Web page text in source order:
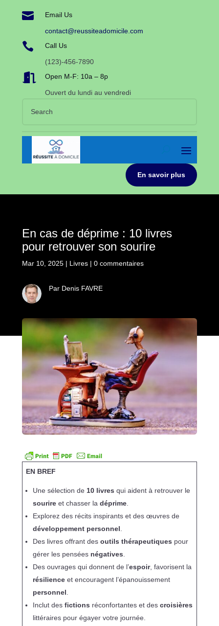
 Email Us
contact@reussiteadomicile.com
 Call Us
(123)-456-7890
 Open M-F: 10a – 8p
Ouvert du lundi au vendredi
En savoir plus
En cas de déprime : 10 livres
pour retrouver son sourire
Mar 10, 2025| Livres| 0 commentaires
Par Denis FAVRE
EN BREF
Une sélection de 10 livres qui aident à retrouver le
sourireet chasser la déprime.
Explorez des récits inspirants et des œuvres de
développement personnel.
Des livres offrant des outils thérapeutiques pour
gérer les pensées négatives.
Des ouvrages qui donnent de l’espoir, favorisent la
résilienceet encouragent l’épanouissement
personnel.
Inclut des fictions réconfortantes et des croisières
littéraires pour égayer votre journée.